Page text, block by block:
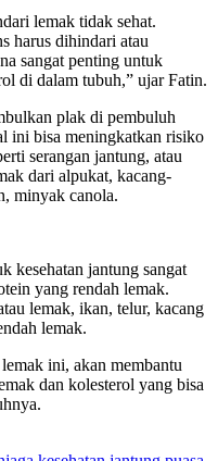
lemak tidak sehat.
harus dihindari atau
sangat penting untuk
di dalam tubuh,” ujar Fatin.
plak di pembuluh
ini bisa meningkatkan risiko
serangan jantung, atau
dari alpukat, kacang-
minyak canola.
kesehatan jantung sangat
yang rendah lemak.
lemak, ikan, telur, kacang
lemak.
ini, akan membantu
dan kolesterol yang bisa